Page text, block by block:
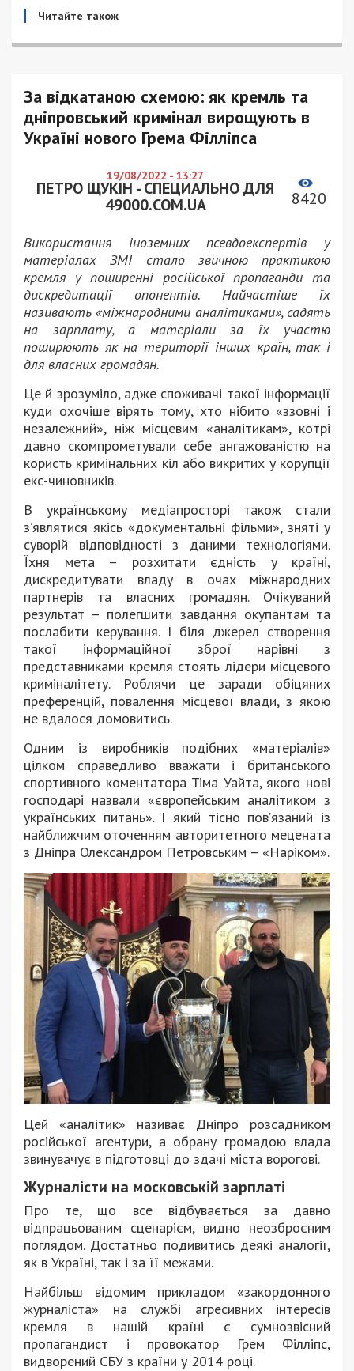
Читайте також
За відкатаною схемою: як кремль та
дніпровський кримінал вирощують в
Україні нового Грема Філліпса
19/08/2022 - 13:27
ПЕТРО ЩУКІН - СПЕЦИАЛЬНО ДЛЯ
49000.COM.UA
8420
Використання іноземних псевдоекспертів у
матеріалах ЗМІ стало звичною практикою
кремля у поширенні російської пропаганди та
дискредитації опонентів. Найчастіше їх
називають «міжнародними аналітиками», садять
на зарплату, а матеріали за їх участю
поширюють як на території інших країн, так і
для власних громадян.
Це й зрозуміло, адже споживачі такої інформації
куди охочіше вірять тому, хто нібито «ззовні і
незалежний», ніж місцевим «аналітикам», котрі
давно скомпрометували себе ангажованістю на
користь кримінальних кіл або викритих у корупції
екс-чиновників.
В українському медіапросторі також стали
з’являтися якісь «документальні фільми», зняті у
суворій відповідності з даними технологіями.
Їхня мета – розхитати єдність у країні,
дискредитувати владу в очах міжнародних
партнерів та власних громадян. Очікуваний
результат – полегшити завдання окупантам та
послабити керування. І біля джерел створення
такої інформаційної зброї нарівні з
представниками кремля стоять лідери місцевого
криміналітету. Роблячи це заради обіцяних
преференцій, повалення місцевої влади, з якою
не вдалося домовитись.
Одним із виробників подібних «матеріалів»
цілком справедливо вважати і британського
спортивного коментатора Тіма Уайта, якого нові
господарі назвали «європейським аналітиком з
українських питань». І який тісно пов’язаний із
найближчим оточенням авторитетного мецената
з Дніпра Олександром Петровським – «Наріком».
Цей «аналітик» називає Дніпро розсадником
російської агентури, а обрану громадою влада
звинувачує в підготовці до здачі міста ворогові.
Журналісти на московській зарплаті
Про те, що все відбувається за давно
відпрацьованим сценарієм, видно неозброєним
поглядом. Достатньо подивитись деякі аналогії,
як в Україні, так і за її межами.
Найбільш відомим прикладом «закордонного
журналіста» на службі агресивних інтересів
кремля в нашій країні є сумнозвісний
пропагандист і провокатор Грем Філліпс,
видворений СБУ з країни у 2014 році.